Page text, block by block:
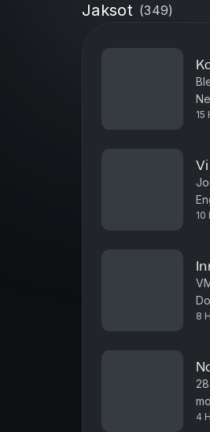
arbeidet til
https://
Christinas
rusavhengig:
Jaksot (349)
15
10
8
4